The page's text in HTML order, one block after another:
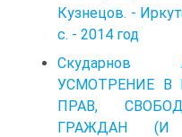
Кузнецов. -
с. - 2014 год
Скударнов
УСМОТРЕНИЕ В
ПРАВ,
ГРАЖДАН (И